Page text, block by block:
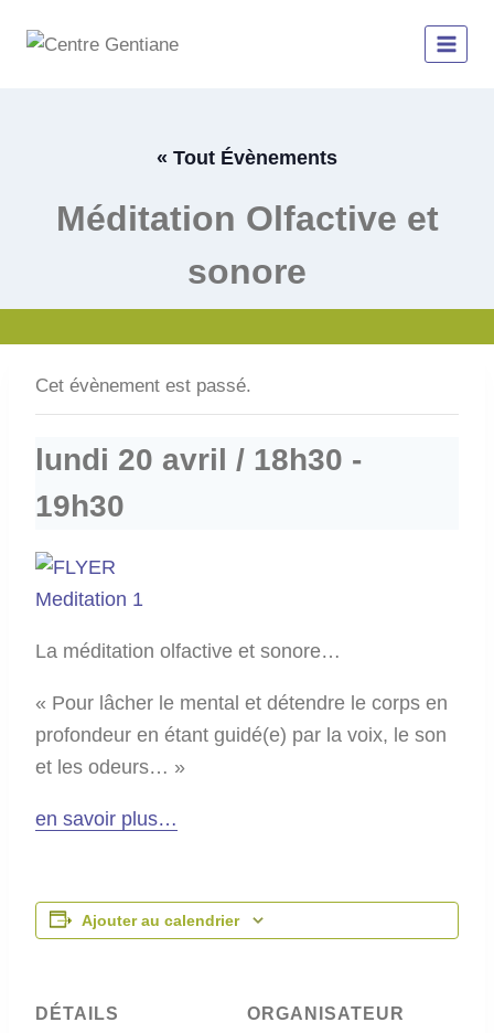
« Tout Évènements
Méditation Olfactive et
sonore
Cet évènement est passé.
lundi 20 avril / 18h30 -
19h30
La méditation olfactive et sonore…
« Pour lâcher le mental et détendre le corps en
profondeur en étant guidé(e) par la voix, le son
et les odeurs… »
en savoir plus…
Ajouter au calendrier
DÉTAILS
ORGANISATEUR